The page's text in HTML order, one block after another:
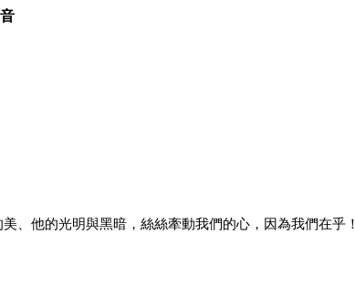
、他的光明與黑暗，絲絲牽動我們的心，因為我們在乎！